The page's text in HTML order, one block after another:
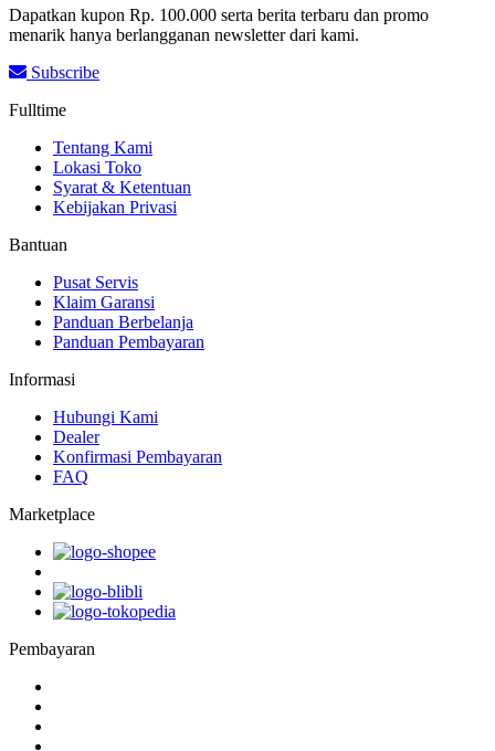
Dapatkan kupon Rp. 100.000 serta berita terbaru dan promo
menarik hanya berlangganan newsletter dari kami.
Subscribe
Fulltime
Tentang Kami
Lokasi Toko
Syarat & Ketentuan
Kebijakan Privasi
Bantuan
Pusat Servis
Klaim Garansi
Panduan Berbelanja
Panduan Pembayaran
Informasi
Hubungi Kami
Dealer
Konfirmasi Pembayaran
FAQ
Marketplace
Pembayaran